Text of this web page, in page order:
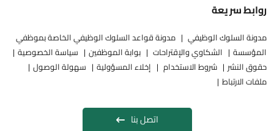
روابط سريعة
مدونة السلوك الوظيفي
مدونة قواعد السلوك الوظيفي الخاصة بموظفي
المؤسسة
الشكاوي والإقتراحات بوابة الموظفين
سياسة الخصوصية
حقوق النشر
شروط الاستخدام إخلاء المسؤولية
سهولة الوصول
ملفات الارتباط
اتصل بنا